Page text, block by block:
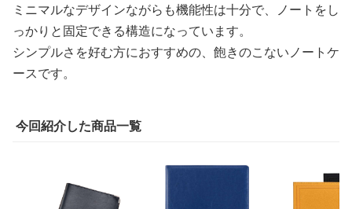
ミニマルなデザインながらも機能性は十分で、ノートをし
っかりと固定できる構造になっています。
シンプルさを好む方におすすめの、飽きのこないノートケ
ースです。
今回紹介した商品一覧